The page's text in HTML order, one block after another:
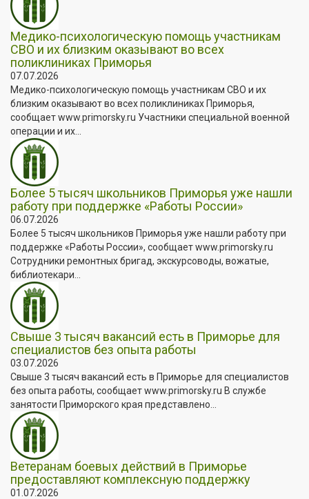
Медико-психологическую помощь участникам
СВО и их близким оказывают во всех
поликлиниках Приморья
07.07.2026
Медико-психологическую помощь участникам СВО и их
близким оказывают во всех поликлиниках Приморья,
сообщает www.primorsky.ru Участники специальной военной
операции и их...
Более 5 тысяч школьников Приморья уже нашли
работу при поддержке «Работы России»
06.07.2026
Более 5 тысяч школьников Приморья уже нашли работу при
поддержке «Работы России», сообщает www.primorsky.ru
Сотрудники ремонтных бригад, экскурсоводы, вожатые,
библиотекари...
Свыше 3 тысяч вакансий есть в Приморье для
специалистов без опыта работы
03.07.2026
Свыше 3 тысяч вакансий есть в Приморье для специалистов
без опыта работы, сообщает www.primorsky.ru В службе
занятости Приморского края представлено...
Ветеранам боевых действий в Приморье
предоставляют комплексную поддержку
01.07.2026